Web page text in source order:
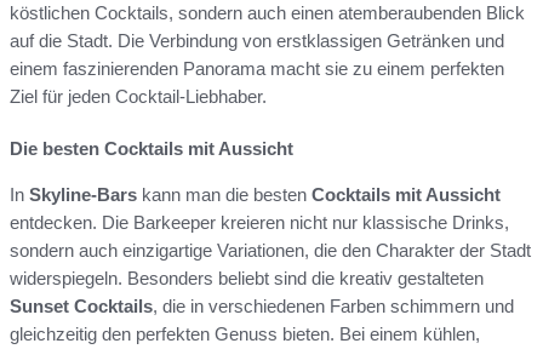
köstlichen Cocktails, sondern auch einen atemberaubenden Blick
auf die Stadt. Die Verbindung von erstklassigen Getränken und
einem faszinierenden Panorama macht sie zu einem perfekten
Ziel für jeden Cocktail-Liebhaber.
Die besten Cocktails mit Aussicht
In Skyline-Bars kann man die besten Cocktails mit Aussicht
entdecken. Die Barkeeper kreieren nicht nur klassische Drinks,
sondern auch einzigartige Variationen, die den Charakter der Stadt
widerspiegeln. Besonders beliebt sind die kreativ gestalteten
Sunset Cocktails, die in verschiedenen Farben schimmern und
gleichzeitig den perfekten Genuss bieten. Bei einem kühlen,